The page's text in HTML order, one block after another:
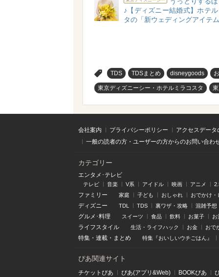
♪【ディズニー結婚式】ホテ
タの「新ウェディングアイテ
TDS TDSまとめ disneygoods
東京ディズニーシー・ホテルミラコスタ
会社案内 プライバシーポリシー
アクセスデー
一般の読者の方・ユーザーの方からのお問い合わ
カテゴリー
エンタメ･テレビ
テレビ 音楽 V系 アイドル 映画 アニメ
ファミリー 家庭 子ども おしゃれ おでかけ・
ディズニー TDL TDS 裏ワザ・攻略 混雑予想
グルメ･料理 スイーツ 食品 飲料 お菓子 お
ライフスタイル 生活・ライフハック お金 おで
特集 ・ 連載 ・ まとめ 特集『おいしいウチごはん』
ぴあ関連サイト
チケットぴあ ぴあ(アプリ&Web) BOOKぴあ